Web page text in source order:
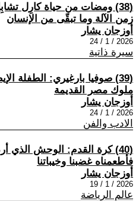
(38) ومضات من حياة كارِل
زمن الآلة وما تبقّى من الإنسان
أوزجان يشار
2026 / 1 / 24
سيرة ذاتية
(39) صوفيا بارغيري: الطفلة
ملوك مصر القديمة
أوزجان يشار
2026 / 1 / 24
الادب والفن
(40) كرة القدم: الوحش الذي
فأطعمناه غضبنا وخيباتنا
أوزجان يشار
2026 / 1 / 19
عالم الرياضة